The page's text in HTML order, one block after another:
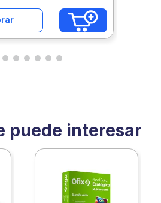
puede interesar